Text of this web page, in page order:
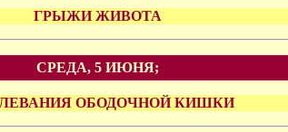
ГРЫЖИ ЖИВОТА
СРЕДА, 5 ИЮНЯ;
ОБОДОЧНОЙ КИШКИ